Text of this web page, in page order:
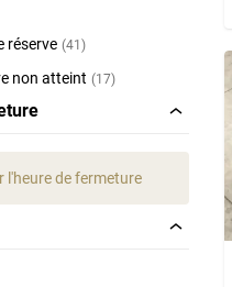
réserve (41 )
non atteint (17)
l'heure de fermeture